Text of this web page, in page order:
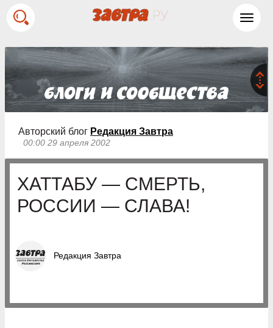
Авторский блог Редакция Завтра
00:00 29 апреля 2002
ХАТТАБУ — СМЕРТЬ,
РОССИИ — СЛАВА!
Редакция Завтра